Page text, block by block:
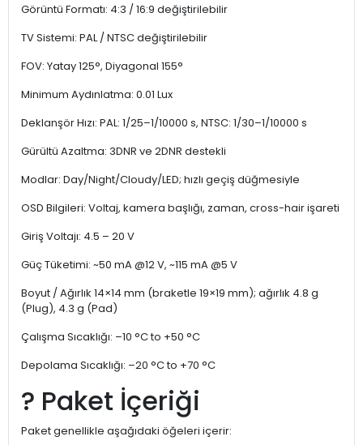
Görüntü Formatı: 4:3 / 16:9 değiştirilebilir
TV Sistemi: PAL / NTSC değiştirilebilir
FOV: Yatay 125°, Diyagonal 155°
Minimum Aydınlatma: 0.01 Lux
Deklanşör Hızı: PAL: 1/25–1/10000 s, NTSC: 1/30–1/10000 s
Gürültü Azaltma: 3DNR ve 2DNR destekli
Modlar: Day/Night/Cloudy/LED; hızlı geçiş düğmesiyle
OSD Bilgileri: Voltaj, kamera başlığı, zaman, cross-hair işareti
Giriş Voltajı: 4.5 – 20 V
Güç Tüketimi: ~50 mA @12 V, ~115 mA @5 V
Boyut / Ağırlık 14×14 mm (braketle 19×19 mm); ağırlık 4.8 g
(Plug), 4.3 g (Pad)
Çalışma Sıcaklığı: –10 °C to +50 °C
Depolama Sıcaklığı: –20 °C to +70 °C
? Paket İçeriği
Paket genellikle aşağıdaki öğeleri içerir: